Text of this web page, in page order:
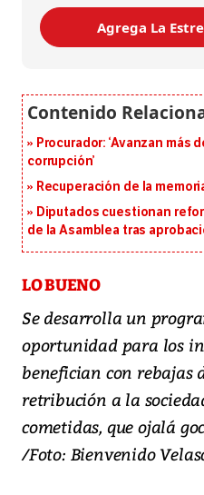
Agrega La
Procurador: ‘Avanzan más
corrupción’
Recuperación de la
Diputados cuestionan
de la Asamblea tras
LO BUENO
Se desarrolla un
oportunidad para los
benefician con rebajas
retribución a la
cometidas, que ojalá
/Foto: Bienvenido